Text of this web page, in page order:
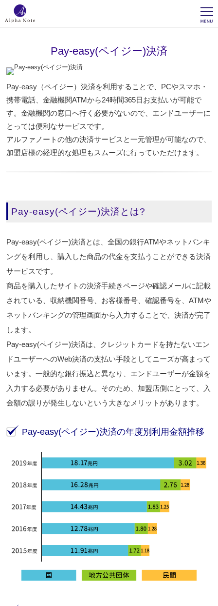
Pay-easy(ペイジー)決済
Pay-easy（ペイジー）決済を利用することで、PCやスマホ・
携帯電話、金融機関ATMから24時間365日お支払いが可能で
す。金融機関の窓口へ行く必要がないので、エンドユーザーに
とっては便利なサービスです。
アルファノートの他の決済サービスと一元管理が可能なので、
加盟店様の経理的な処理もスムーズに行っていただけます。
Pay-easy(ペイジー)決済とは?
Pay-easy(ペイジー)決済とは、全国の銀行ATMやネットバンキ
ングを利用し、購入した商品の代金を支払うことができる決済
サービスです。
商品を購入したサイトの決済手続きページや確認メールに記載
されている、収納機関番号、お客様番号、確認番号を、ATMや
ネットバンキングの管理画面から入力することで、決済が完了
します。
Pay-easy(ペイジー)決済は、クレジットカードを持たないエン
ドユーザーへのWeb決済の支払い手段としてニーズが高まって
います。一般的な銀行振込と異なり、エンドユーザーが金額を
入力する必要がありません。そのため、加盟店側にとって、入
金額の誤りが発生しないという大きなメリットがあります。
Pay-easy(ペイジー)決済の年度別利用金額推移